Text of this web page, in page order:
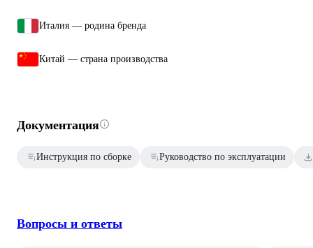
Италия — родина бренда
Китай — страна производства
Документация
Инструкция по сборке Руководство по эксплуатации
Вопросы и ответы